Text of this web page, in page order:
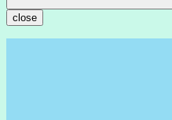
close